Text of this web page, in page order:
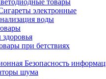
товары
электронные
воды
при бетствиях
Безопасность
шума